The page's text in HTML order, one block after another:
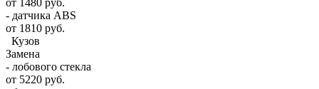
от 1480 руб.
- датчика ABS
от 1810 руб.
Кузов
Замена
- лобового стекла
от 5220 руб.